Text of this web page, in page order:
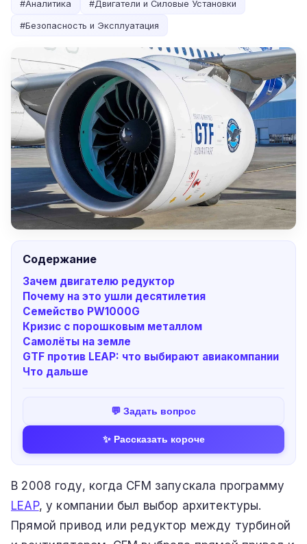
#Аналитика #Двигатели и Силовые Установки
#Безопасность и Эксплуатация
Содержание
Зачем двигателю редуктор
Почему на это ушли десятилетия
Семейство PW1000G
Кризис с порошковым металлом
Самолёты на земле
GTF против LEAP: что выбирают авиакомпании
Что дальше
💬 Задать вопрос
✨ Рассказать короче
В 2008 году, когда CFM запускала программу
LEAP, у компании был выбор архитектуры.
Прямой привод или редуктор между турбиной